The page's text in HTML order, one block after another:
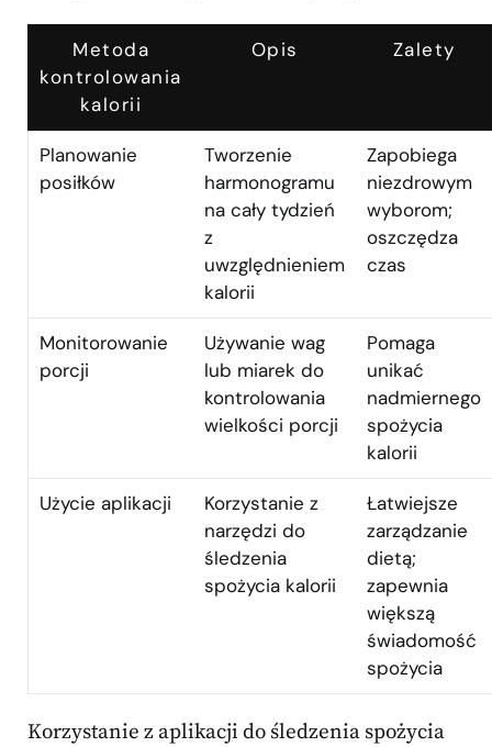
Metoda
kontrolowania
kalorii
Opis Zalety
Planowanie
posiłków
Tworzenie
harmonogramu
na cały tydzień
z
uwzględnieniem
kalorii
Zapobiega
niezdrowym
wyborom;
oszczędza
czas
Monitorowanie
porcji
Używanie wag
lub miarek do
kontrolowania
wielkości porcji
Pomaga
unikać
nadmiernego
spożycia
kalorii
Użycie aplikacji
Korzystanie z
narzędzi do
śledzenia
spożycia kalorii
Łatwiejsze
zarządzanie
dietą;
zapewnia
większą
świadomość
spożycia
Korzystanie z aplikacji do śledzenia spożycia